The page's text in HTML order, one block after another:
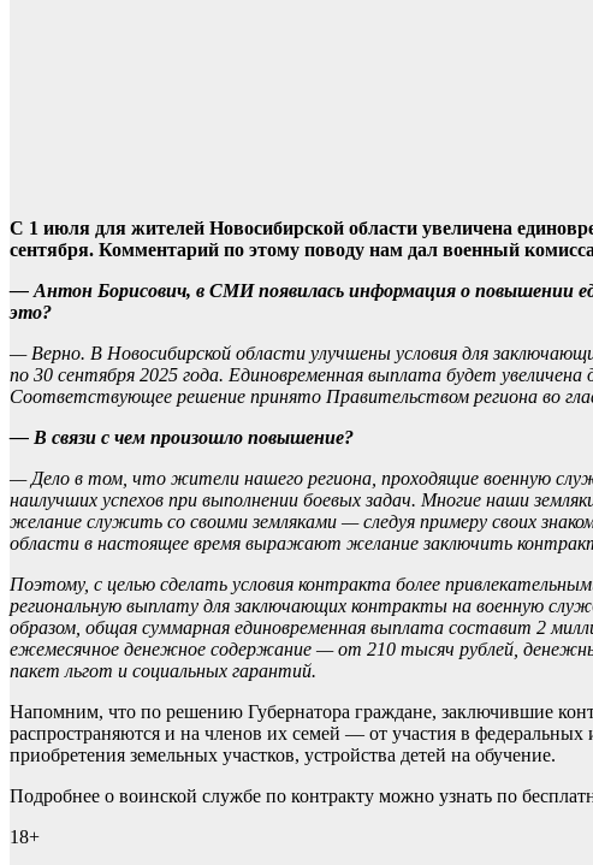
С 1 июля для жителей Новосибирской области увеличена
сентября. Комментарий по этому поводу нам дал военный
— Антон Борисович, в СМИ появилась информация о повышении
это?
— Верно. В Новосибирской области улучшены условия для
по 30 сентября 2025 года. Единовременная выплата будет
Соответствующее решение принято Правительством региона во
— В связи с чем произошло повышение?
— Дело в том, что жители нашего региона, проходящие военную
наилучших успехов при выполнении боевых задач. Многие наши
желание служить со своими земляками — следуя примеру своих
области в настоящее время выражают желание заключить
Поэтому, с целью сделать условия контракта более
региональную выплату для заключающих контракты на военную
образом, общая суммарная единовременная выплата составит 2
ежемесячное денежное содержание — от 210 тысяч рублей,
пакет льгот и социальных гарантий.
Напомним, что по решению Губернатора граждане, заключившие
распространяются и на членов их семей — от участия в
приобретения земельных участков, устройства детей на обучение.
Подробнее о воинской службе по контракту можно узнать по
18+